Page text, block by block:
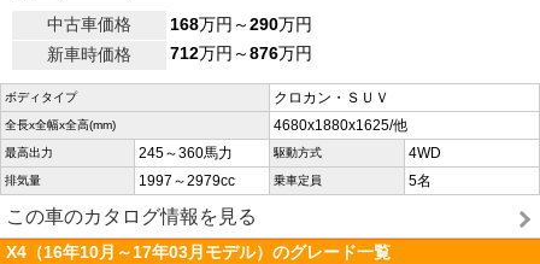
中古車価格
168万円～290万円
新車時価格
712万円～876万円
ボディタイプ クロカン・ＳＵＶ
全長x全幅x全高(mm) 4680x1880x1625/他
最高出力 245～360馬力 駆動方式 4WD
排気量 1997～2979cc 乗車定員 5名
この車のカタログ情報を見る
X4（16年10月～17年03月モデル）のグレード一覧